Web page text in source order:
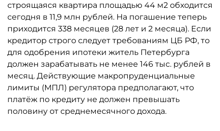
строящаяся квартира площадью 44 м2 обходится
сегодня в 11,9 млн рублей. На погашение теперь
приходится 338 месяцев (28 лет и 2 месяца). Если
кредитор строго следует требованиям ЦБ РФ, то
для одобрения ипотеки житель Петербурга
должен зарабатывать не менее 146 тыс. рублей в
месяц. Действующие макропруденциальные
лимиты (МПЛ) регулятора предполагают, что
платёж по кредиту не должен превышать
половину от среднемесячного дохода.